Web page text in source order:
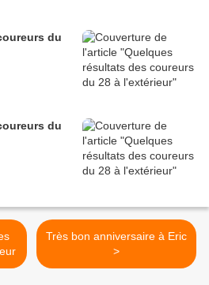
du
du
Très bon anniversaire à Eric
>